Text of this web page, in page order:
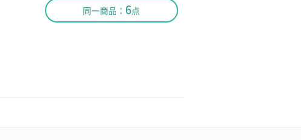
同一商品： 6点